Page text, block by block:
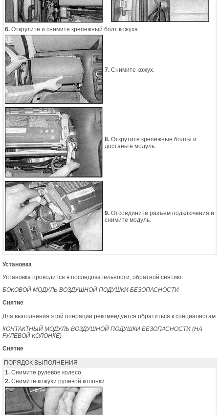
6. Открутите и снимите крепежный болт кожуха.
7. Снимите кожух.
8. Открутите крепежные болты и
достаньте модуль.
9. Отсоедините разъем подключения и
снимите модуль.
Установка
Установка проводится в последовательности, обратной снятию.
БОКОВОЙ МОДУЛЬ ВОЗДУШНОЙ ПОДУШКИ БЕЗОПАСНОСТИ
Снятие
Для выполнения этой операции рекомендуется обратиться к специалистам.
КОНТАКТНЫЙ МОДУЛЬ ВОЗДУШНОЙ ПОДУШКИ БЕЗОПАСНОСТИ (НА
РУЛЕВОЙ КОЛОНКЕ)
Снятие
ПОРЯДОК ВЫПОЛНЕНИЯ
1. Снимите рулевое колесо.
2. Снимите кожухи рулевой колонки.